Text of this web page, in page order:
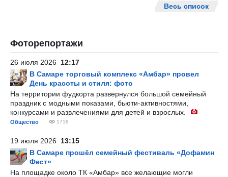
Весь список
Фоторепортажи
26 июля 2026 12:17
В Самаре торговый комплекс «Амбар» провел
День красоты и стиля: фото
На территории фудкорта развернулся большой семейный
праздник с модными показами, бьюти-активностями,
конкурсами и развлечениями для детей и взрослых.
Общество 1718
19 июля 2026 13:15
В Самаре прошёл семейный фестиваль «Дофамин
Фест»
На площадке около ТК «Амбар» все желающие могли